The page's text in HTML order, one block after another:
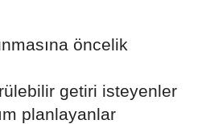
öncelik
getiri isteyenler
planlayanlar